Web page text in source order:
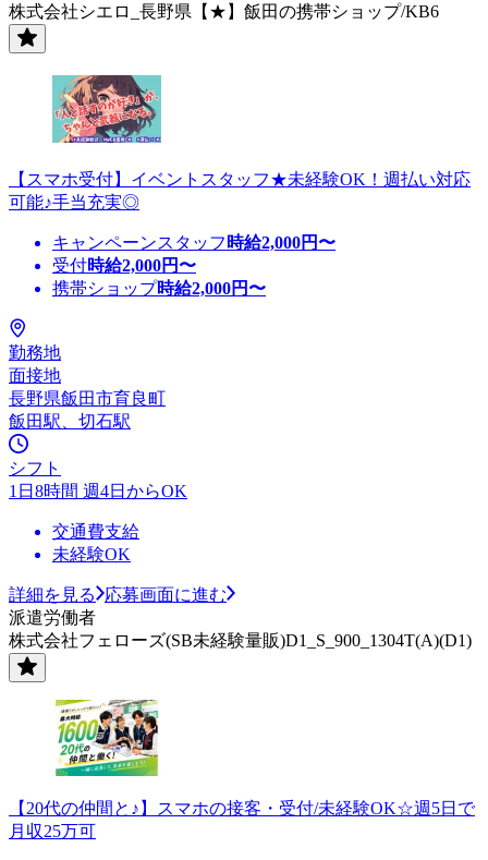
株式会社シエロ_長野県【★】飯田の携帯ショップ/KB6
【スマホ受付】イベントスタッフ★未経験OK！週払い対応
可能♪手当充実◎
キャンペーンスタッフ 時給2,000円〜
受付時給2,000円〜
携帯ショップ時給2,000円〜
勤務地
面接地
長野県飯田市育良町
飯田駅、切石駅
シフト
1日8時間 週4日からOK
交通費支給
未経験OK
詳細を見る
応募画面に進む
派遣労働者
株式会社フェローズ(SB未経験量販)D1_S_900_1304T(A)(D1)
【20代の仲間と♪】スマホの接客・受付/未経験OK☆週5日で
月収25万可